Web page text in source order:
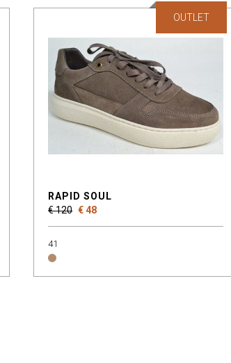
RAPID SOUL
€ 120 € 48
OUTLET
41